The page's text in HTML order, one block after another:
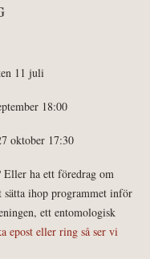
11 juli
18:00
oktober 17:30
ha ett föredrag om
ihop programmet inför
ett entomologisk
epost eller ring så ser vi